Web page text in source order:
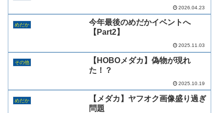
2026.04.23
めだか
今年最後のめだかイベントへ
【Part2】
2025.11.03
その他
【HOBOメダカ】偽物が現れ
た！？
2025.10.19
めだか
【メダカ】ヤフオク画像盛り過ぎ
問題